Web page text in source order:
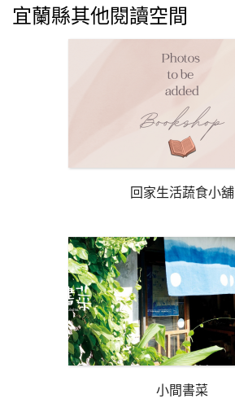
宜蘭縣其他閱讀空間
回家生活蔬食小舖
小間書菜